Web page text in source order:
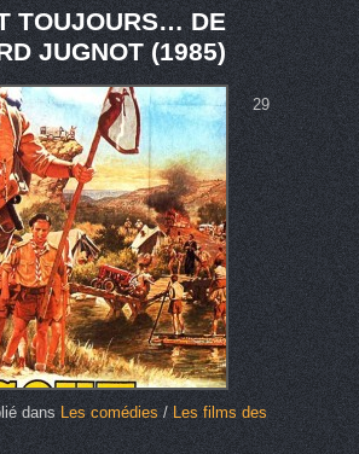
TOUJOURS… DE
JUGNOT (1985)
29
dansLes comédies/Les films des